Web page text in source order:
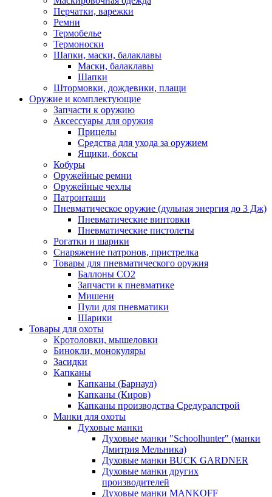
Перчатки, варежки
Ремни
Термобелье
Термоноски
Шапки, маски, балаклавы
Маски, балаклавы
Шапки
Штормовки, дождевики, плащи
Оружие и комплектующие
Запчасти к оружию
Аксессуары для оружия
Прицелы
Средства для ухода за оружием
Ящики, боксы
Кобуры
Оружейные ремни
Оружейные чехлы
Патронташи
Пневматическое оружие (дульная энергия до 3 Дж)
Пневматические винтовки
Пневматические пистолеты
Рогатки и шарики
Снаряжение патронов, пристрелка
Товары для пневматического оружия
Баллоны СО2
Запчасти к пневматике
Мишени
Пули для пневматики
Шарики
Товары для охоты
Кротоловки, мышеловки
Бинокли, монокуляры
Засидки
Капканы
Капканы (Барнаул)
Капканы (Киров)
Капканы производства Средуралстрой
Манки для охоты
Духовые манки
Духовые манки "Schoolhunter" (манки
Дмитрия Мельника)
Духовые манки BUCK GARDNER
Духовые манки других
производителей
Духовые манки MANKOFF